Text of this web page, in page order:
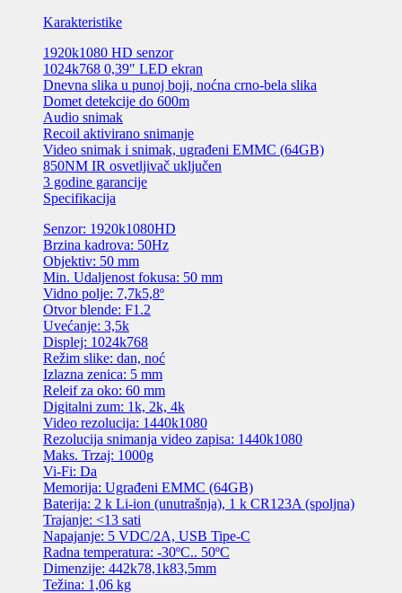
Karakteristike
1920k1080 HD senzor
1024k768 0,39″ LED ekran
Dnevna slika u punoj boji, noćna crno-bela slika
Domet detekcije do 600m
Audio snimak
Recoil aktivirano snimanje
Video snimak i snimak, ugrađeni EMMC (64GB)
850NM IR osvetljivač uključen
3 godine garancije
Specifikacija
Senzor: 1920k1080HD
Brzina kadrova: 50Hz
Objektiv: 50 mm
Min. Udaljenost fokusa: 50 mm
Vidno polje: 7,7k5,8º
Otvor blende: F1.2
Uvećanje: 3,5k
Displej: 1024k768
Režim slike: dan, noć
Izlazna zenica: 5 mm
Releif za oko: 60 mm
Digitalni zum: 1k, 2k, 4k
Video rezolucija: 1440k1080
Rezolucija snimanja video zapisa: 1440k1080
Maks. Trzaj: 1000g
Vi-Fi: Da
Memorija: Ugrađeni EMMC (64GB)
Baterija: 2 k Li-ion (unutrašnja), 1 k CR123A (spoljna)
Trajanje: <13 sati
Napajanje: 5 VDC/2A, USB Tipe-C
Radna temperatura: -30ºC.. 50ºC
Dimenzije: 442k78,1k83,5mm
Težina: 1,06 kg